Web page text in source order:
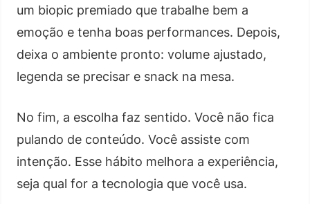
um biopic premiado que trabalhe bem a
emoção e tenha boas performances. Depois,
deixa o ambiente pronto: volume ajustado,
legenda se precisar e snack na mesa.
No fim, a escolha faz sentido. Você não fica
pulando de conteúdo. Você assiste com
intenção. Esse hábito melhora a experiência,
seja qual for a tecnologia que você usa.